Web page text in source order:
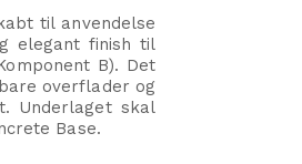
til anvendelse
elegant finish til
B). Det
overflader og
Underlaget skal
Base.